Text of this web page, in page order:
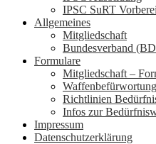
IPSC SuRT
Allgemeines
Mitgliedschaft
Bundesverband
Formulare
Mitgliedschaft –
Waffenbefürwortung
Richtlinien
Infos zur
Impressum
Datenschutzerklärung